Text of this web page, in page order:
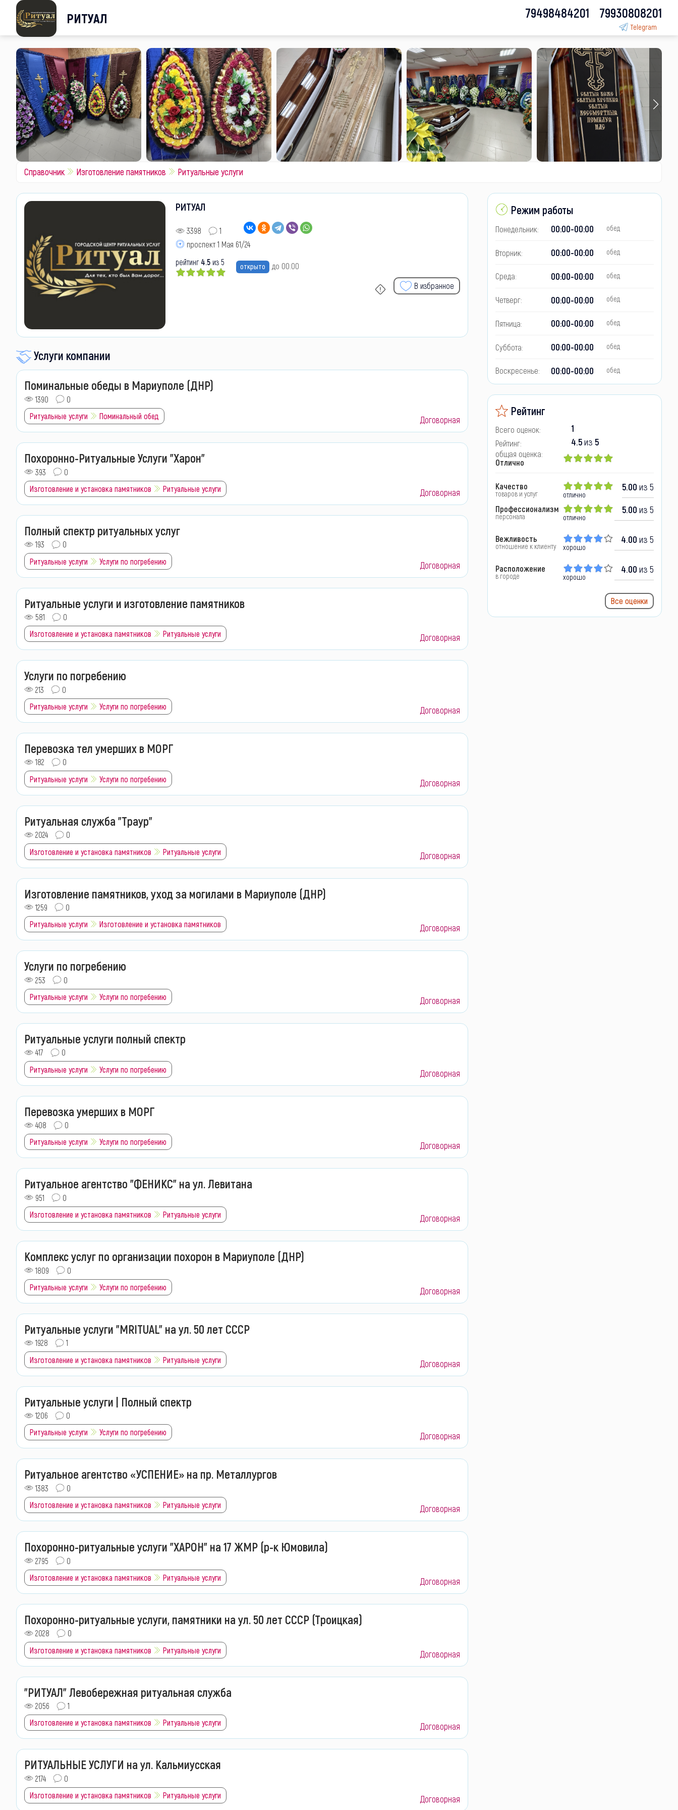
РИТУАЛ 79498484201 79930808201
Telegram
Справочник Изготовление памятников Ритуальные услуги
РИТУАЛ
3398
1
проспект 1 Мая 61/24
рейтинг 4.5 из 5 открыто до 00:00
В избранное
Услуги компании
Поминальные обеды в Мариуполе (ДНР)
1390
0
Ритуальные услуги
Поминальный обед Договорная
Похоронно-Ритуальные Услуги "Харон"
393
0
Изготовление и установка памятников
Ритуальные услуги Договорная
Полный спектр ритуальных услуг
193
0
Ритуальные услуги
Услуги по погребению Договорная
Ритуальные услуги и изготовление памятников
581
0
Изготовление и установка памятников
Ритуальные услуги Договорная
Услуги по погребению
213
0
Ритуальные услуги
Услуги по погребению Договорная
Перевозка тел умерших в МОРГ
182
0
Ритуальные услуги
Услуги по погребению Договорная
Ритуальная служба "Траур"
2024
0
Изготовление и установка памятников
Ритуальные услуги Договорная
Изготовление памятников, уход за могилами в Мариуполе (ДНР)
1259
0
Ритуальные услуги
Изготовление и установка памятников Договорная
Услуги по погребению
253
0
Ритуальные услуги
Услуги по погребению Договорная
Ритуальные услуги полный спектр
417
0
Ритуальные услуги
Услуги по погребению Договорная
Перевозка умерших в МОРГ
408
0
Ритуальные услуги
Услуги по погребению Договорная
Ритуальное агентство "ФЕНИКС" на ул. Левитана
951
0
Изготовление и установка памятников
Ритуальные услуги Договорная
Комплекс услуг по организации похорон в Мариуполе (ДНР)
1809
0
Ритуальные услуги
Услуги по погребению Договорная
Ритуальные услуги "MRITUAL" на ул. 50 лет СССР
1928
1
Изготовление и установка памятников
Ритуальные услуги Договорная
Ритуальные услуги | Полный спектр
1206
0
Ритуальные услуги
Услуги по погребению Договорная
Ритуальное агентство «УСПЕНИЕ» на пр. Металлургов
1383
0
Изготовление и установка памятников
Ритуальные услуги Договорная
Похоронно-ритуальные услуги "ХАРОН" на 17 ЖМР (р-к Юмовила)
2795
0
Изготовление и установка памятников
Ритуальные услуги Договорная
Похоронно-ритуальные услуги, памятники на ул. 50 лет СССР (Троицкая)
2028
0
Изготовление и установка памятников
Ритуальные услуги Договорная
"РИТУАЛ" Левобережная ритуальная служба
2056
1
Изготовление и установка памятников
Ритуальные услуги Договорная
РИТУАЛЬНЫЕ УСЛУГИ на ул. Кальмиусская
2174
0
Изготовление и установка памятников
Ритуальные услуги Договорная
Режим работы
Понедельник: 00:00-00:00 обед
Вторник: 00:00-00:00 обед
Среда: 00:00-00:00 обед
Четверг: 00:00-00:00 обед
Пятница: 00:00-00:00 обед
Суббота: 00:00-00:00 обед
Воскресенье: 00:00-00:00 обед
Рейтинг
Всего оценок: 1
Рейтинг: 4.5из 5
общая оценка:
Отлично
Качество
товаров и услуг отлично
5.00 из 5
Профессионализм
персонала отлично
5.00 из 5
Вежливость
отношение к клиенту хорошо
4.00 из 5
Расположение
в городе хорошо
4.00 из 5
Все оценки